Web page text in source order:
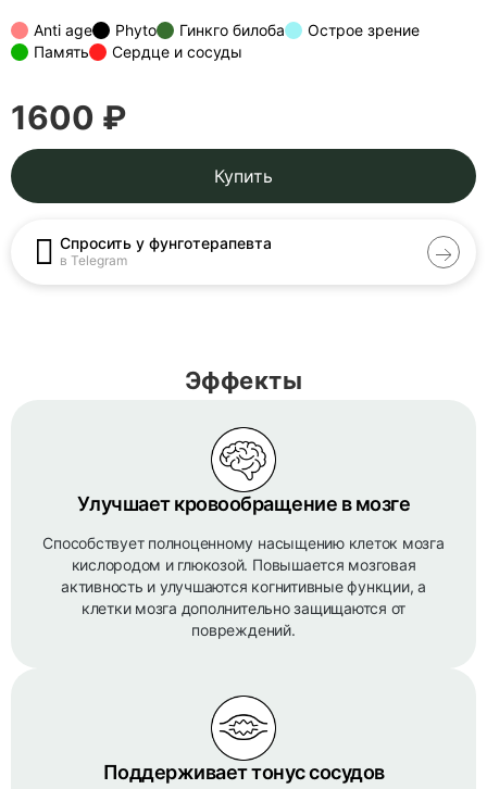
Anti age Phyto Гинкго билоба
Острое зрение
Память
Сердце и сосуды
1600 ₽
Купить
Спросить у фунготерапевта
в Telegram
Эффекты
Улучшает кровообращение в мозге
Способствует полноценному насыщению клеток мозга
кислородом и глюкозой. Повышается мозговая
активность и улучшаются когнитивные функции, а
клетки мозга дополнительно защищаются от
повреждений.
Поддерживает тонус сосудов